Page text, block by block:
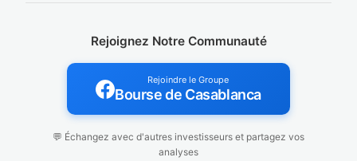
Rejoignez Notre Communauté
Rejoindre le Groupe
Bourse de Casablanca
💬 Échangez avec d'autres investisseurs et partagez vos
analyses